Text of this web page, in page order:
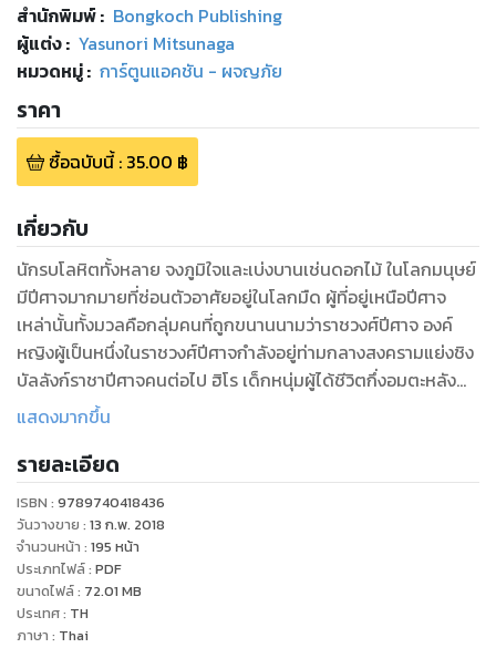
สำนักพิมพ์: Bongkoch Publishing
ผู้แต่ง : Yasunori Mitsunaga
หมวดหมู่: การ์ตูนแอคชัน - ผจญภัย
ราคา
ซื้อฉบับนี้: 35.00 ฿
เกี่ยวกับ
นักรบโลหิตทั้งหลาย จงภูมิใจและเบ่งบานเช่นดอกไม้ ในโลกมนุษย์
มีปีศาจมากมายที่ซ่อนตัวอาศัยอยู่ในโลกมืด ผู้ที่อยู่เหนือปีศาจ
เหล่านั้นทั้งมวลคือกลุ่มคนที่ถูกขนานนามว่าราชวงศ์ปีศาจ องค์
หญิงผู้เป็นหนึ่งในราชวงศ์ปีศาจกำลังอยู่ท่ามกลางสงครามแย่งชิง
บัลลังก์ราชาปีศาจคนต่อไป ฮิโร เด็กหนุ่มผู้ได้ชีวิตกึ่งอมตะหลัง
จากได้ดื่มเลือดขององค์หญิง ได้กลายเป็นนักรบโลหิตผู้คอย
ไม่ว่าจะเป็นราชามัมมี่ อัศวินหัวขาด แมงมุม ค้างคาว หรือเรือ
วิญญาณ หลังจากการต่อสู้บนเรือวิญญาณเสร็จสิ้น บุคคลที่โผล่
เข้ามาต่อหน้าองค์หญิงก็คือ พี่ชายร่วมสายโลหิตเดียวกันกับองค์
หญิง.... การต่อสู้ขององค์หญิงและนักรบโลหิตข้างกาย.... ยังมีต่อ
ไปไม่รู้วันจบ....
แสดงมากขึ้น
รายละเอียด
ISBN : 9789740418436
วันวางขาย : 13 ก.พ. 2018
จำนวนหน้า : 195 หน้า
ประเภทไฟล์: PDF
ขนาดไฟล์: 72.01 MB
ประเทศ: TH
ภาษา : Thai